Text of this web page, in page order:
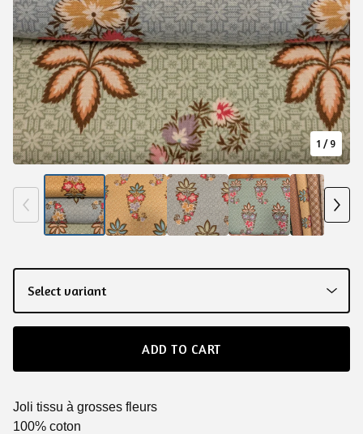
ADD TO CART
Joli tissu à grosses fleurs
100% coton
1 / 9